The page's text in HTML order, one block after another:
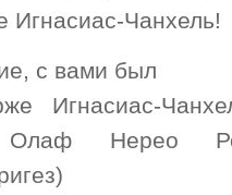
Чанхель!
с вами был
Игнасиас-
Нерео